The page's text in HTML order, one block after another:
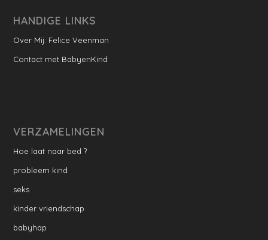
HANDIGE LINKS
Over Mij: Felice Veenman
Contact met BabyenKind
VERZAMELINGEN
Hoe laat naar bed ?
probleem kind
seks
kinder vriendschap
babyhap